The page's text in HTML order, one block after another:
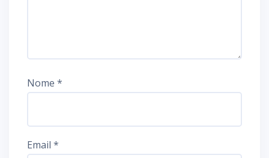
Nome *
Email *